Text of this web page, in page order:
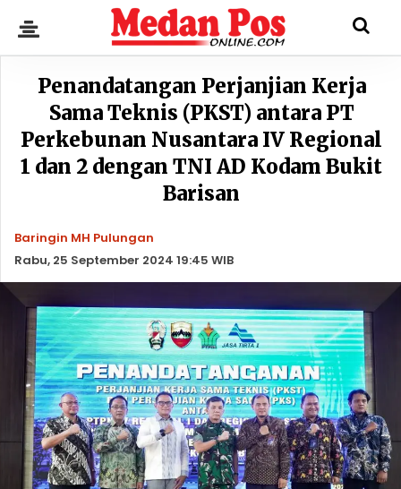
Penandatangan Perjanjian Kerja
Sama Teknis (PKST) antara PT
Perkebunan Nusantara IV Regional
1 dan 2 dengan TNI AD Kodam Bukit
Barisan
Baringin MH Pulungan
Rabu, 25 September 2024 19:45 WIB